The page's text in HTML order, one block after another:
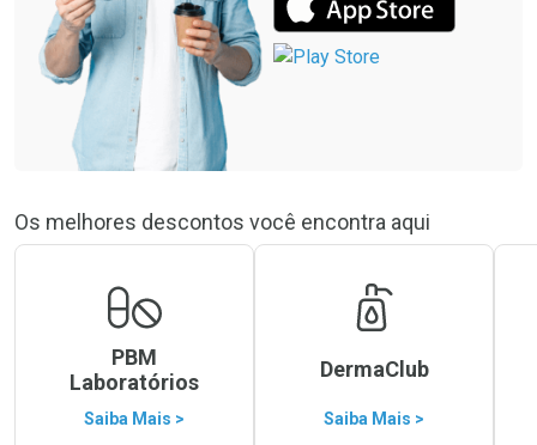
Os melhores descontos você encontra aqui
PBM
Laboratórios
Saiba Mais >
DermaClub
Saiba Mais >